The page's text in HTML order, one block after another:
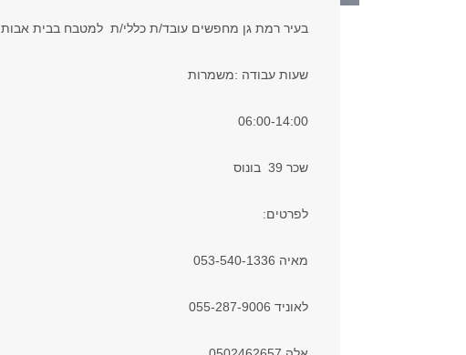
בעיר רמת גן מחפשים עובד/ת כללי/ת למטבח בבית אבות
שעות עבודה :משמרות
06:00-14:00
שכר 39 בונוס
לפרטים:
מאיה 053-540-1336
לאוניד 055-287-9006